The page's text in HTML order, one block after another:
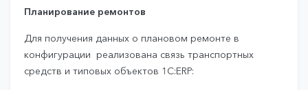
Планирование ремонтов
Для получения данных о плановом ремонте в
конфигурации реализована связь транспортных
средств и типовых объектов 1С:ERP: